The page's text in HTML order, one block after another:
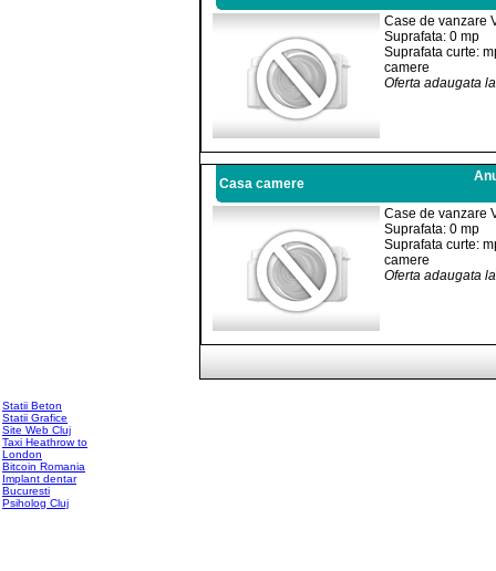
Case de vanzare
Suprafata: 0 mp
Suprafata curte:
camere
Oferta adaugata
Casa camere
Case de vanzare
Suprafata: 0 mp
Suprafata curte:
camere
Oferta adaugata
Statii Beton
Statii Grafice
Site Web Cluj
Taxi Heathrow to
London
Bitcoin Romania
Implant dentar
Bucuresti
Psiholog Cluj